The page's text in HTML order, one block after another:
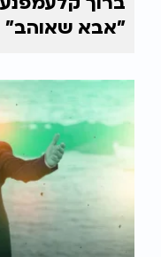
"אבא שאוהב"